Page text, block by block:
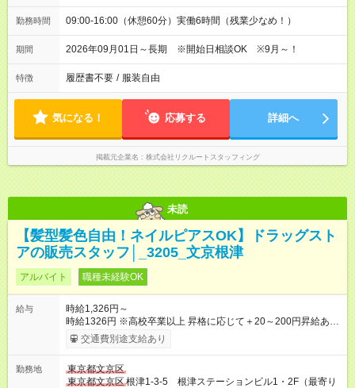
勤務時間 09:00-16:00（休憩60分）実働6時間（残業少なめ！）
期間 2026年09月01日～長期 ※開始日相談OK ※9月～！
特徴 履歴書不要 / 服装自由
気になる！ 応募する 詳細へ
掲載元企業名 株式会社リクルートスタッフィング
未読
【髪型髪色自由！ネイルピアスOK】ドラッグスト
アの販売スタッフ│_3205_文京根津
アルバイト 職種未経験OK
給与
時給1,326円～
時給1326円 ※高校卒業以上 昇格に応じて＋20～200円昇給あり
（大学生は＋20円まで） ※高校生は対象外 試用期間あり：入社
日から3ヶ月間／本採用と待遇は変わりません。 【試用期間】試
と同じです。
交通費別途支給あり
勤務地
東京都文京区
東京都文京区根津1-3-5 根津ステーションビル1・2F（最寄り